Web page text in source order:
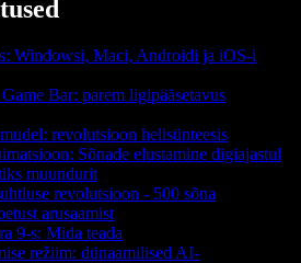
Windowsi, Maci, Androidi ja iOS-i
Bar: parem ligipääsetavus
revolutsioon helisünteesis
Sõnade elustamine digiajastul
muundurit
revolutsioon - 500 sõna
arusaamist
9-s: Mida teada
režiim: dünaamilised AI-